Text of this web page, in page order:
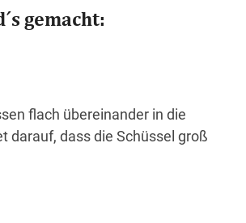
gemacht:
flach übereinander in die
darauf, dass die Schüssel groß